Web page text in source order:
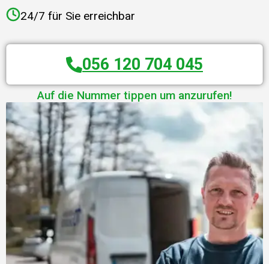
24/7 für Sie erreichbar
056 120 704 045
Auf die Nummer tippen um anzurufen!